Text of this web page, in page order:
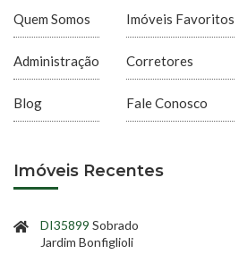
Quem Somos
Administração
Blog
Imóveis Favoritos
Corretores
Fale Conosco
Imóveis Recentes
DI35899 Sobrado
Jardim Bonfiglioli